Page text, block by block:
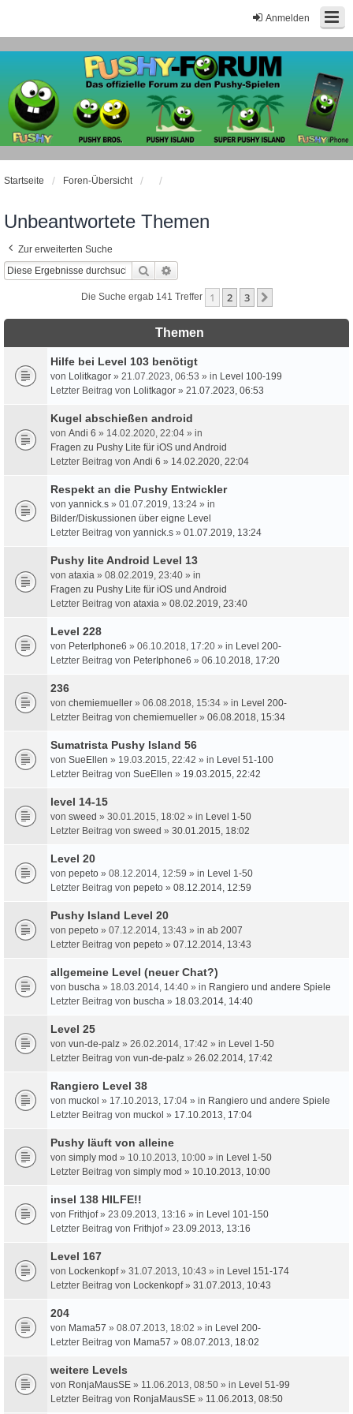
Anmelden
Startseite Foren-Übersicht
Unbeantwortete Themen
Zur erweiterten Suche
Suche
Die Suche ergab 141 Treffer 1 2 3
Themen
Hilfe bei Level 103 benötigt
von Lolitkagor » 21.07.2023, 06:53 » in Level 100-199
Letzter Beitrag von Lolitkagor » 21.07.2023, 06:53
Kugel abschießen android
von Andi 6 » 14.02.2020, 22:04 » in
Fragen zu Pushy Lite für iOS und Android
Letzter Beitrag von Andi 6 » 14.02.2020, 22:04
Respekt an die Pushy Entwickler
von yannick.s » 01.07.2019, 13:24 » in
Bilder/Diskussionen über eigne Level
Letzter Beitrag von yannick.s » 01.07.2019, 13:24
Pushy lite Android Level 13
von ataxia » 08.02.2019, 23:40 » in
Fragen zu Pushy Lite für iOS und Android
Letzter Beitrag von ataxia » 08.02.2019, 23:40
Level 228
von PeterIphone6 » 06.10.2018, 17:20 » in Level 200-
Letzter Beitrag von PeterIphone6 » 06.10.2018, 17:20
236
von chemiemueller » 06.08.2018, 15:34 » in Level 200-
Letzter Beitrag von chemiemueller » 06.08.2018, 15:34
Sumatrista Pushy Island 56
von SueEllen » 19.03.2015, 22:42 » in Level 51-100
Letzter Beitrag von SueEllen » 19.03.2015, 22:42
level 14-15
von sweed » 30.01.2015, 18:02 » in Level 1-50
Letzter Beitrag von sweed » 30.01.2015, 18:02
Level 20
von pepeto » 08.12.2014, 12:59 » in Level 1-50
Letzter Beitrag von pepeto » 08.12.2014, 12:59
Pushy Island Level 20
von pepeto » 07.12.2014, 13:43 » in ab 2007
Letzter Beitrag von pepeto » 07.12.2014, 13:43
allgemeine Level (neuer Chat?)
von buscha » 18.03.2014, 14:40 » in Rangiero und andere Spiele
Letzter Beitrag von buscha » 18.03.2014, 14:40
Level 25
von vun-de-palz » 26.02.2014, 17:42 » in Level 1-50
Letzter Beitrag von vun-de-palz » 26.02.2014, 17:42
Rangiero Level 38
von muckol » 17.10.2013, 17:04 » in Rangiero und andere Spiele
Letzter Beitrag von muckol » 17.10.2013, 17:04
Pushy läuft von alleine
von simply mod » 10.10.2013, 10:00 » in Level 1-50
Letzter Beitrag von simply mod » 10.10.2013, 10:00
insel 138 HILFE!!
von Frithjof» 23.09.2013, 13:16 » in Level 101-150
Letzter Beitrag von Frithjof» 23.09.2013, 13:16
Level 167
von Lockenkopf» 31.07.2013, 10:43 » in Level 151-174
Letzter Beitrag von Lockenkopf» 31.07.2013, 10:43
204
von Mama57 » 08.07.2013, 18:02 » in Level 200-
Letzter Beitrag von Mama57 » 08.07.2013, 18:02
weitere Levels
von RonjaMausSE » 11.06.2013, 08:50 » in Level 51-99
Letzter Beitrag von RonjaMausSE » 11.06.2013, 08:50